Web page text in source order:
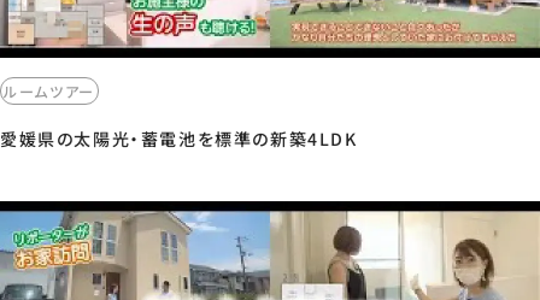
ルームツアー
愛媛県の太陽光・蓄電池を標準の新築4LDK